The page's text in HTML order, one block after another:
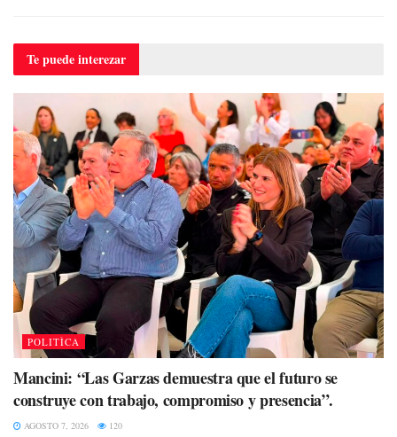
Te puedeinterezar
POLITÌCA
Mancini: “Las Garzas demuestra que el futuro se
construye con trabajo, compromiso y presencia”.
AGOSTO 7, 2026 120